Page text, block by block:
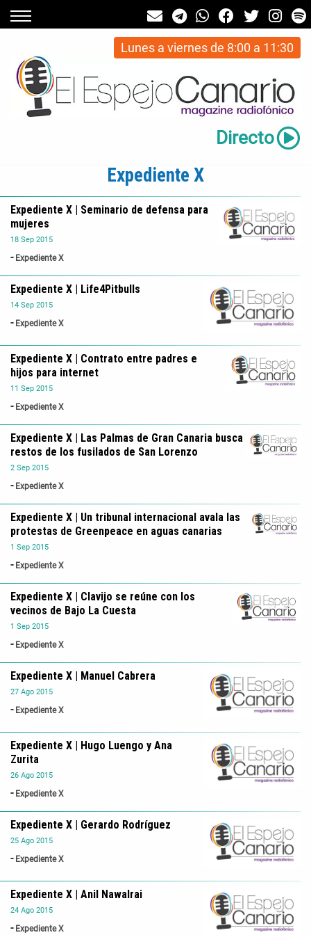
Lunes a viernes de 8:00 a 11:30
Directo
Expediente X
18 Sep 2015
Expediente X
Expediente X | Seminario de defensa para
mujeres
14 Sep 2015
Expediente X
Expediente X | Life4Pitbulls
11 Sep 2015
Expediente X
Expediente X | Contrato entre padres e
hijos para internet
2 Sep 2015
Expediente X
Expediente X | Las Palmas de Gran Canaria busca
restos de los fusilados de San Lorenzo
1 Sep 2015
Expediente X
Expediente X | Un tribunal internacional avala las
protestas de Greenpeace en aguas canarias
1 Sep 2015
Expediente X
Expediente X | Clavijo se reúne con los
vecinos de Bajo La Cuesta
27 Ago 2015
Expediente X
Expediente X | Manuel Cabrera
26 Ago 2015
Expediente X
Expediente X | Hugo Luengo y Ana
Zurita
25 Ago 2015
Expediente X
Expediente X | Gerardo Rodríguez
24 Ago 2015
Expediente X
Expediente X | Anil Nawalrai